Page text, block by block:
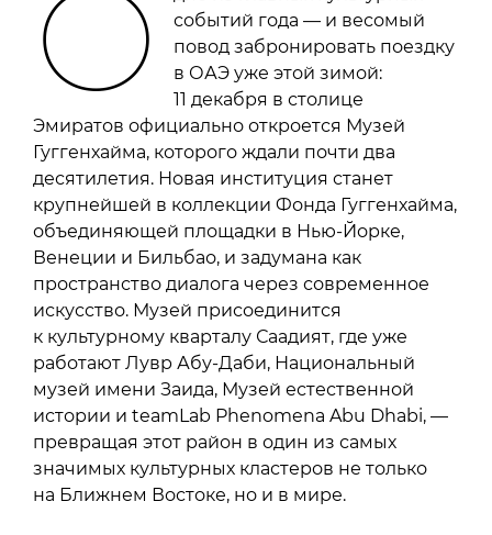
О
событий года — и весомый
повод забронировать поездку
в ОАЭ уже этой зимой:
11 декабря в столице
Эмиратов официально откроется Музей
Гуггенхайма, которого ждали почти два
десятилетия. Новая институция станет
крупнейшей в коллекции Фонда Гуггенхайма,
объединяющей площадки в Нью-Йорке,
Венеции и Бильбао, и задумана как
пространство диалога через современное
искусство. Музей присоединится
к культурному кварталу Саадият, где уже
работают Лувр Абу-Даби, Национальный
музей имени Заида, Музей естественной
истории и teamLab Phenomena Abu Dhabi, —
превращая этот район в один из самых
значимых культурных кластеров не только
на Ближнем Востоке, но и в мире.